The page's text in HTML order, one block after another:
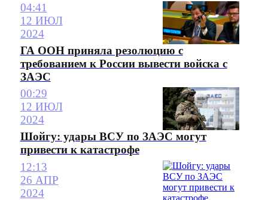
04:41
12 ИЮЛ
2024
ГА ООН приняла резолюцию с
требованием к России вывести войска с
ЗАЭС
00:29
12 ИЮЛ
2024
Шойгу: удары ВСУ по ЗАЭС могут
привести к катастрофе
12:13
26 АПР
2024